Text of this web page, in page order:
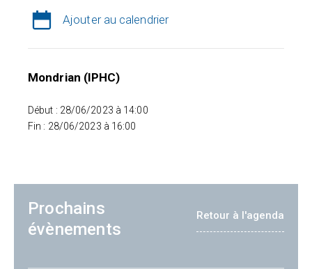
Ajouter au calendrier
Mondrian (IPHC)
Début : 28/06/2023 à 14:00
Fin : 28/06/2023 à 16:00
Prochains
évènements
Retour à l'agenda